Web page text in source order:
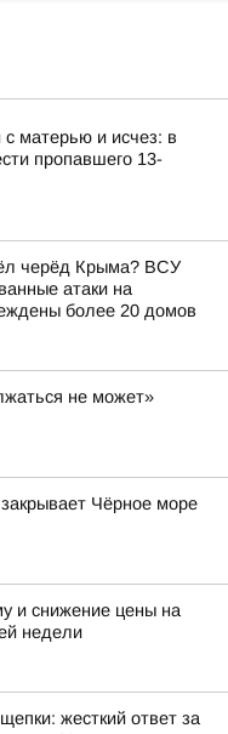
матерью и исчез: в
пропавшего 13-
черёд Крыма? ВСУ
атаки на
более 20 домов
не может»
Чёрное море
и снижение цены на
недели
жесткий ответ за